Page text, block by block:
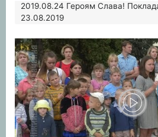
2019.08.24 Героям Слава!
23.08.2019